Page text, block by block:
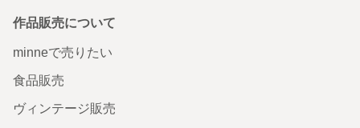
作品販売について
minneで売りたい
食品販売
ヴィンテージ販売